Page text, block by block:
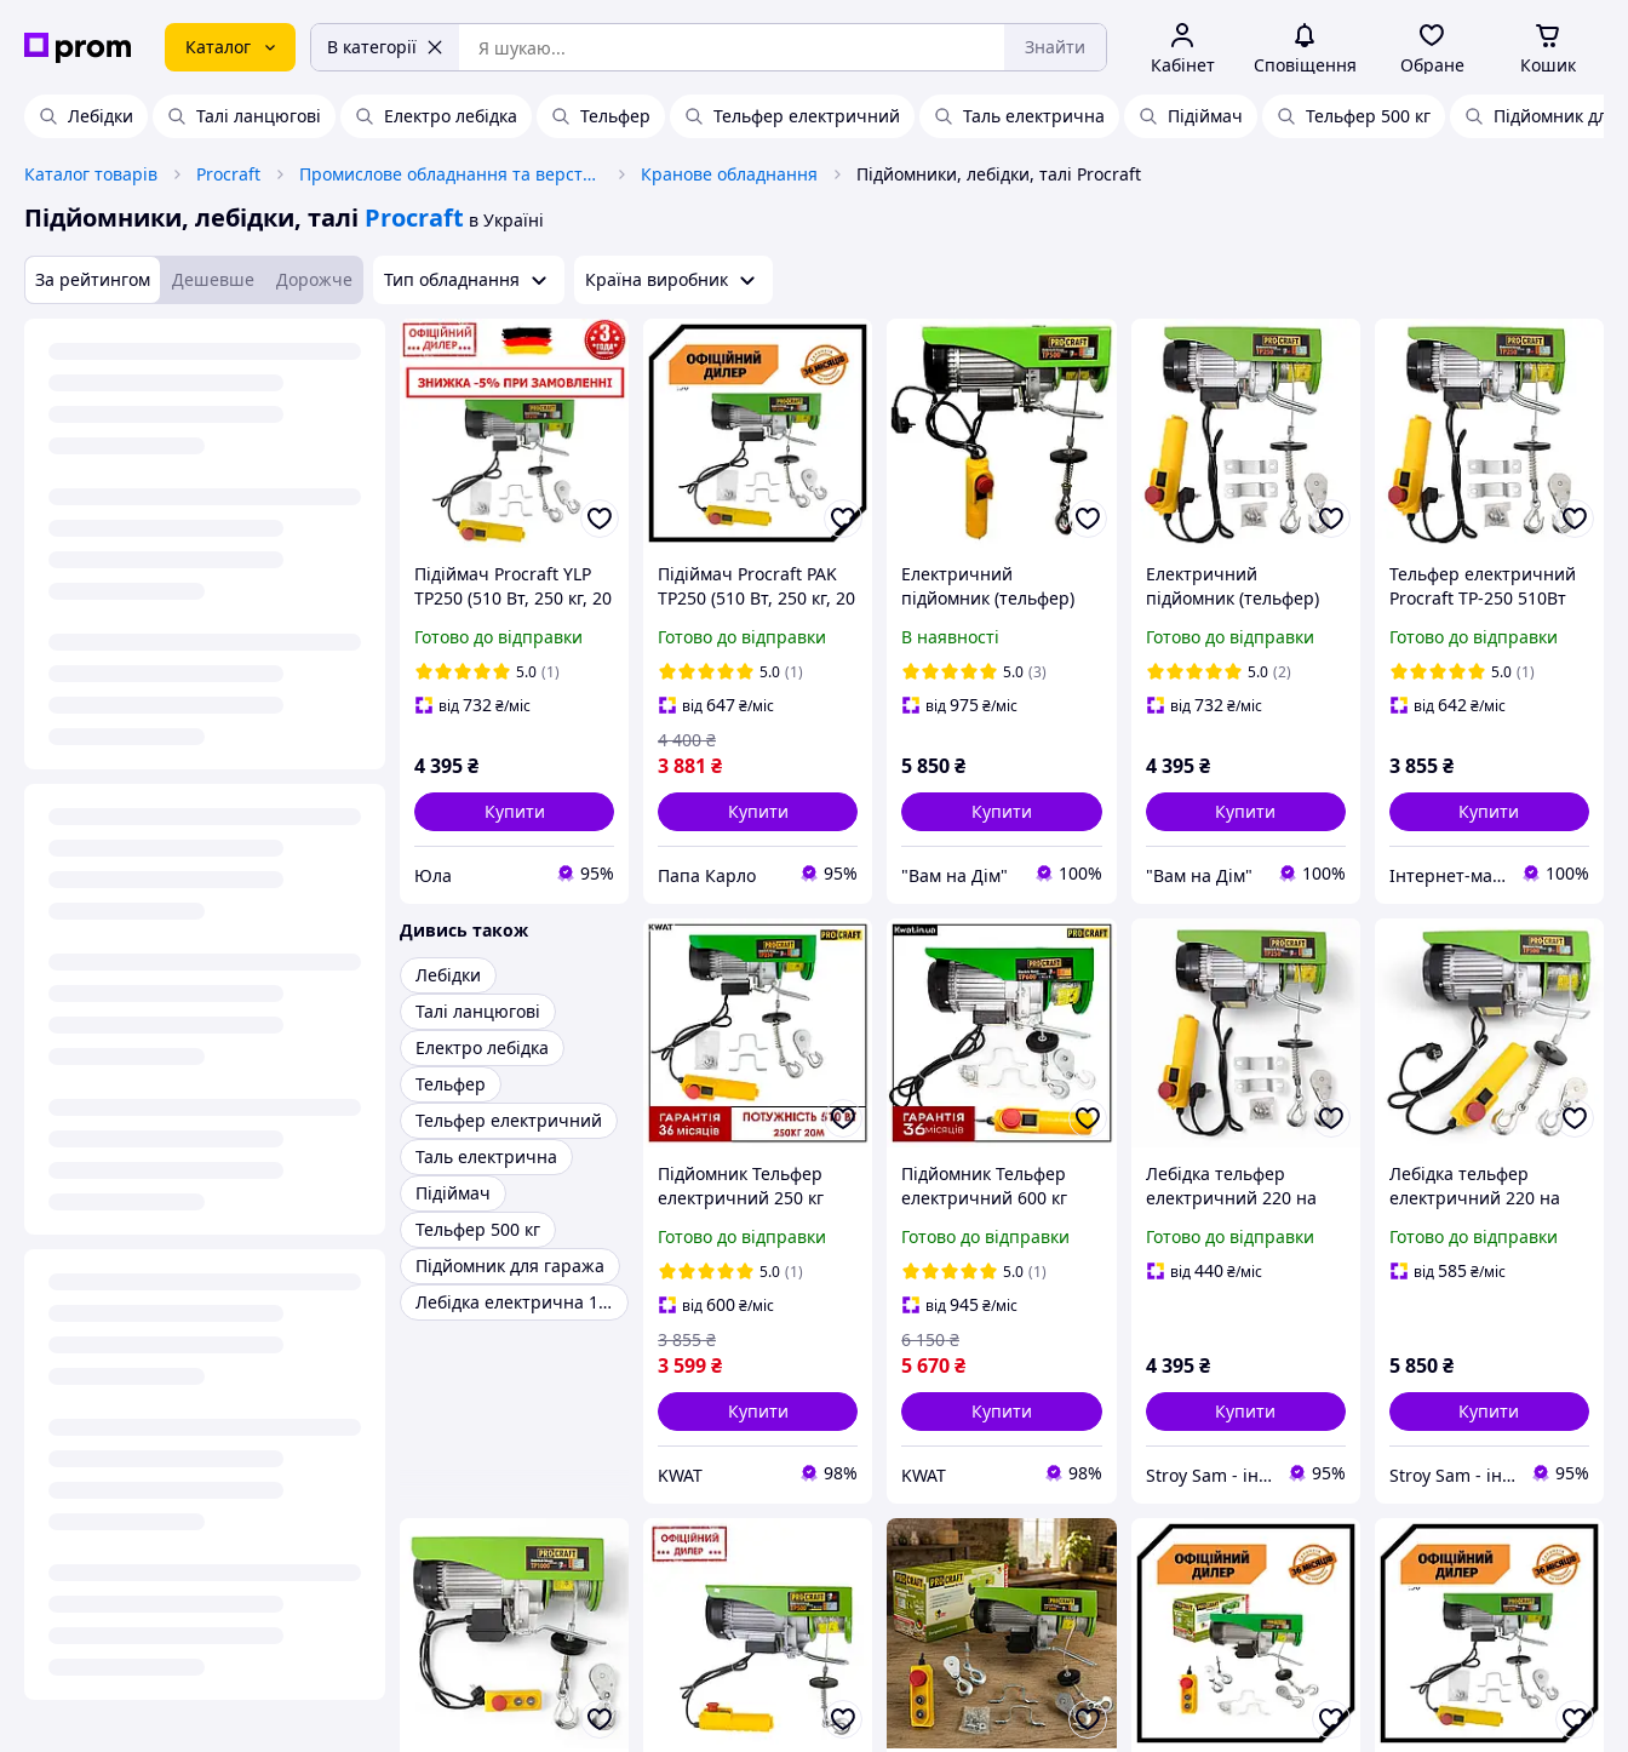
Каталог В категорії Знайти
Кабінет Сповіщення Обране Кошик
Лебідки Талі ланцюгові Електро лебідка Тельфер Тельфер електричний Таль електрична Підіймач Тельфер 500 кг Підйомник для
Каталог товарів Procraft Промислове обладнання та верстати Кранове обладнання Підйомники, лебідки, талі Procraft
Підйомники, лебідки, талі Procraft в Україні
За рейтингом Дешевше Дорожче Тип обладнання Країна виробник
Підіймач Procraft YLP
TP250 (510 Вт, 250 кг, 20
електричний
Готово до відправки
5.0 (1)
від732₴/міс
4 395₴
Купити
Юла 95%
Підіймач Procraft PAK
TP250 (510 Вт, 250 кг, 20
електричний
Готово до відправки
5.0 (1)
від647₴/міс
3 881 ₴
4 400 ₴
Купити
Папа Карло 95%
Електричний
підйомник (тельфер)
В наявності
5.0 (3)
від975₴/міс
5 850₴
Купити
"Вам на Дім" 100%
Електричний
підйомник (тельфер)
Готово до відправки
5.0 (2)
від732 ₴/міс
4 395 ₴
Купити
"Вам на Дім" 100%
Тельфер електричний
Procraft TP-250 510Вт
тросом 20 м.
Готово до відправки
5.0 (1)
від642₴/міс
3 855₴
Купити
Інтернет-магазин "Tehnotool" 100%
Дивись також
Лебідки
Талі ланцюгові
Електро лебідка
Тельфер
Тельфер електричний
Таль електрична
Підіймач
Тельфер 500 кг
Підйомник для гаража
Лебідка електрична 1000 кг
Підйомник Тельфер
електричний 250 кг
м Пульт
Готово до відправки
5.0 (1)
від600₴/міс
3 599₴
3 855 ₴
Купити
KWAT 98%
Підйомник Тельфер
електричний 600 кг
м Пульт
Готово до відправки
5.0 (1)
від945₴/міс
5 670₴
6 150 ₴
Купити
KWAT 98%
Лебідка тельфер
електричний 220 на
Німеччина
Готово до відправки
від440 ₴/міс
4 395 ₴
Купити
Stroy Sam - інтернет магазин інструментів 95%
Лебідка тельфер
електричний 220 на
Німеччина
Готово до відправки
від585₴/міс
5 850₴
Купити
Stroy Sam - інтернет магазин інструментів 95%